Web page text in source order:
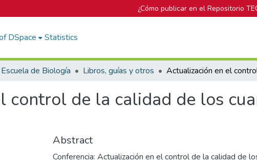
¿Cómo publicar en el Repositorio
DSpace Statistics
Escuela de Biología Libros, guías y otros
control de la calidad de los
Abstract
Conferencia: Actualización en el control de la calidad de